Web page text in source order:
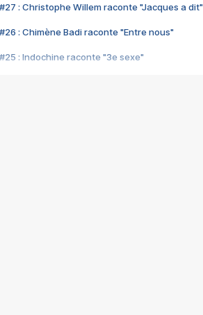
#27 : Christophe Willem raconte "Jacques a dit"
#26 : Chimène Badi raconte "Entre nous"
#25 : Indochine raconte "3e sexe"